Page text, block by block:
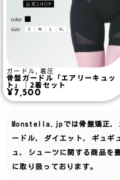
ガードル, 着圧
骨盤ガードル「エアリーキュッ
ト」｜2着セット
¥7,500
Monstella.jpでは骨盤矯正,
ードル, ダイエット , ギュギ
ュ , シューツに関する商品を
に取り扱っております。